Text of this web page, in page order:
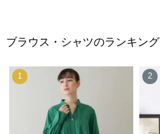
ブラウス・シャツのランキング
1 2